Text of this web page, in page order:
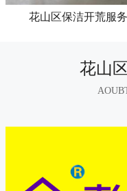
花山区保洁开荒服务
花山